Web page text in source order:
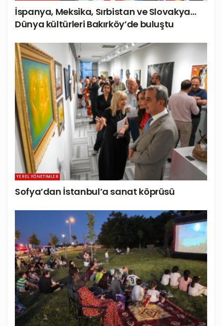
İspanya, Meksika, Sırbistan ve Slovakya…
Dünya kültürleri Bakırköy’de buluştu
YEREL YÖNETIMLER
Sofya’dan İstanbul’a sanat köprüsü